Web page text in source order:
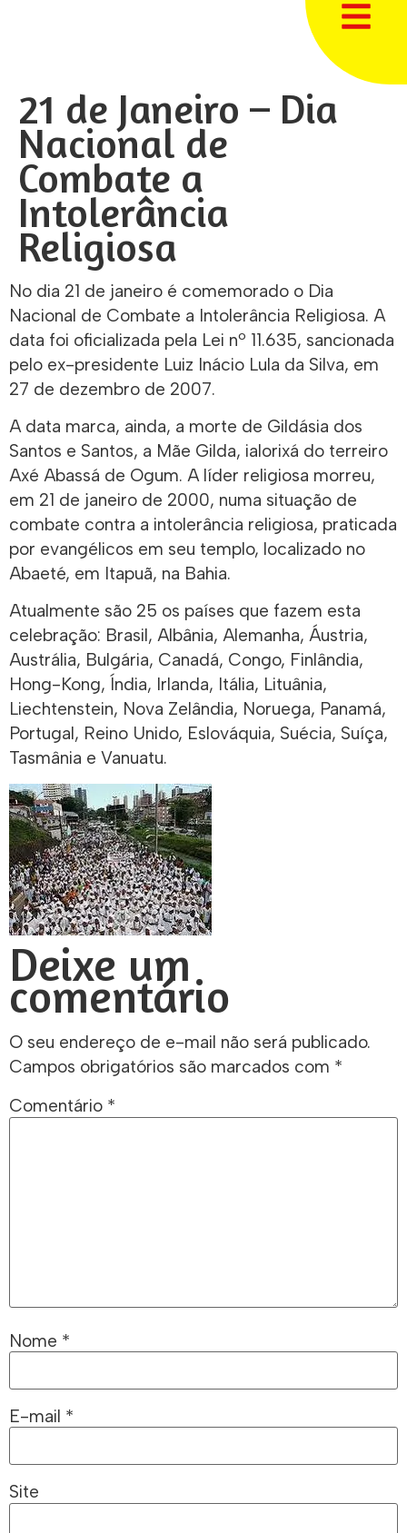
21 de Janeiro – Dia
Nacional de
Combate a
Intolerância
Religiosa
No dia 21 de janeiro é comemorado o Dia
Nacional de Combate a Intolerância Religiosa. A
data foi oficializada pela Lei nº 11.635, sancionada
pelo ex-presidente Luiz Inácio Lula da Silva, em
27 de dezembro de 2007.
A data marca, ainda, a morte de Gildásia dos
Santos e Santos, a Mãe Gilda, ialorixá do terreiro
Axé Abassá de Ogum. A líder religiosa morreu,
em 21 de janeiro de 2000, numa situação de
combate contra a intolerância religiosa, praticada
por evangélicos em seu templo, localizado no
Abaeté, em Itapuã, na Bahia.
Atualmente são 25 os países que fazem esta
celebração: Brasil, Albânia, Alemanha, Áustria,
Austrália, Bulgária, Canadá, Congo, Finlândia,
Hong-Kong, Índia, Irlanda, Itália, Lituânia,
Liechtenstein, Nova Zelândia, Noruega, Panamá,
Portugal, Reino Unido, Eslováquia, Suécia, Suíça,
Tasmânia e Vanuatu.
Deixe um
comentário
O seu endereço de e-mail não será publicado.
Campos obrigatórios são marcados com *
Comentário *
Nome *
E-mail *
Site